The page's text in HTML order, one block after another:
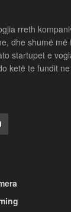
rreth
dhe shumë më
startupet e
ketë te fundit